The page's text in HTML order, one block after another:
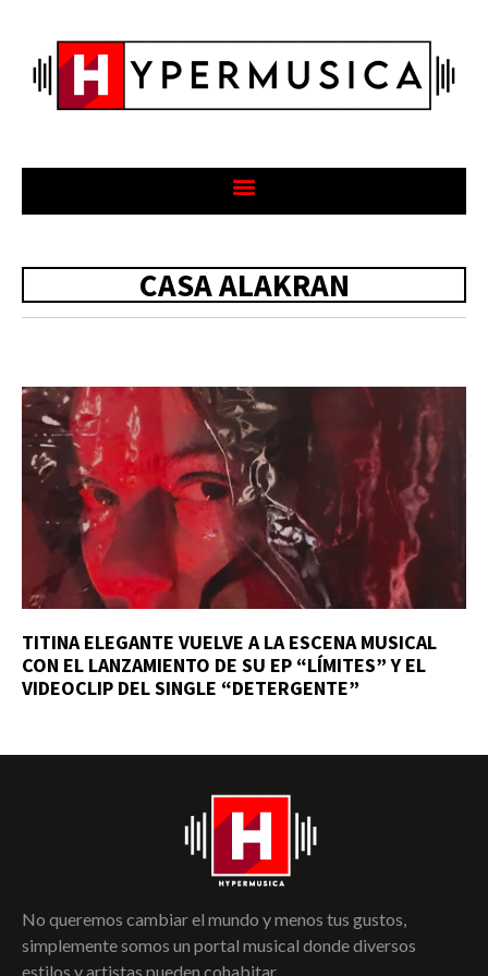
CASA ALAKRAN
TITINA ELEGANTE VUELVE A LA ESCENA MUSICAL
CON EL LANZAMIENTO DE SU EP “LÍMITES” Y EL
VIDEOCLIP DEL SINGLE “DETERGENTE”
No queremos cambiar el mundo y menos tus gustos,
simplemente somos un portal musical donde diversos
estilos y artistas pueden cohabitar.